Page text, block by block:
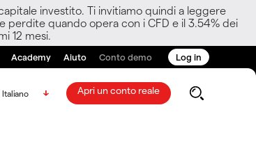
investito. Ti invitiamo quindi a leggere
perdite quando opera con i CFD e il 3.54% dei
12 mesi.
Academy Aiuto Conto demo Log in
Italiano Apri un conto reale